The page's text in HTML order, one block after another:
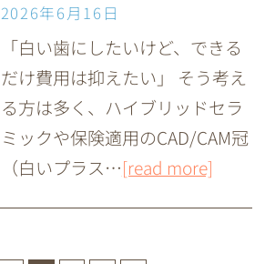
2026年6月16日
「白い歯にしたいけど、できる
だけ費用は抑えたい」 そう考え
る方は多く、ハイブリッドセラ
ミックや保険適用のCAD/CAM冠
（白いプラス…[read more]